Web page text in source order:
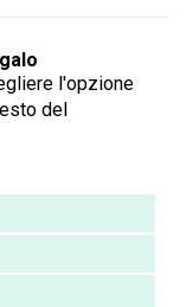
l'opzione
del